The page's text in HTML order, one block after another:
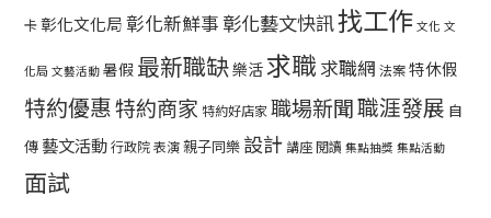
卡彰化文化局 彰化新鮮事 彰化藝文快訊找工作 文化 文
化局 文藝活動 暑假 最新職缺樂活求職 求職網 法案特休假
特約優惠特約商家 特約好店家職場新聞職涯發展 自
傳 藝文活動行政院表演親子同樂 設計 講座閱讀 集點抽獎 集點活動
面試